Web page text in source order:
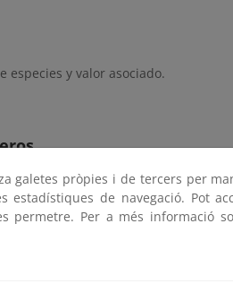
especies y valor asociado.
del territorio y valor asociado.
galetes pròpies i de tercers per
estadístiques de navegació. Pot
Per a més informació